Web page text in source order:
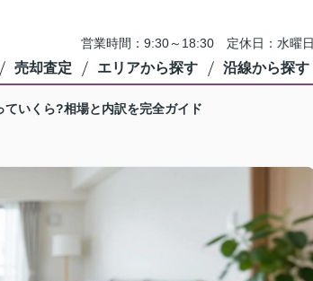
営業時間：9:30～18:30 定休日：水曜
売却査定 エリアから探す 沿線から探す
ていくら?相場と内訳を完全ガイド